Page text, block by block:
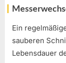
Ein
sauberen
Lebensdauer